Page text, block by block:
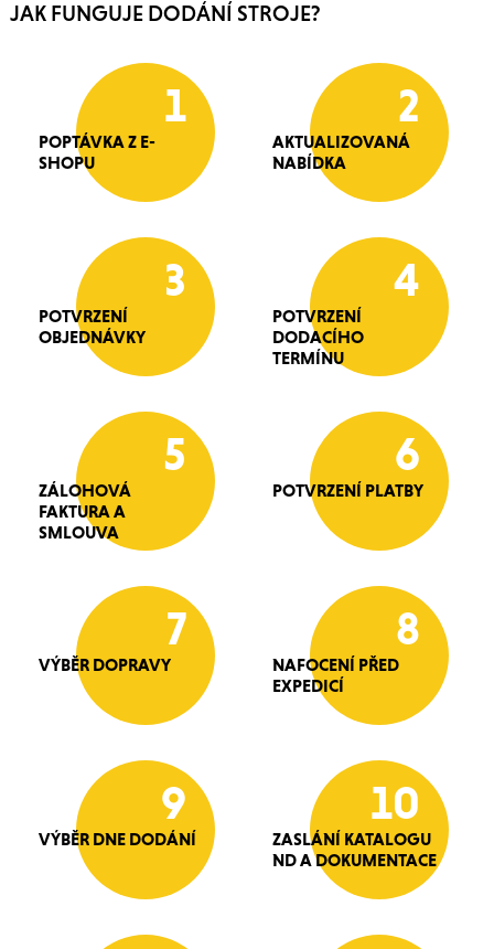
JAK FUNGUJE DODÁNÍ STROJE?
1
POPTÁVKA Z E-
SHOPU
2
AKTUALIZOVANÁ
NABÍDKA
3
POTVRZENÍ
OBJEDNÁVKY
4
POTVRZENÍ
DODACÍHO
TERMÍNU
5
ZÁLOHOVÁ
FAKTURA A
SMLOUVA
6
POTVRZENÍ PLATBY
7
VÝBĚR DOPRAVY
8
NAFOCENÍ PŘED
EXPEDICÍ
9
VÝBĚR DNE DODÁNÍ
10
ZASLÁNÍ KATALOGU
ND A DOKUMENTACE